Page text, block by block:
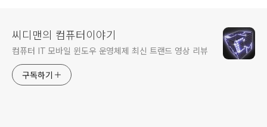
씨디맨의 컴퓨터이야기
컴퓨터 IT 모바일 윈도우 운영체제 최신 트랜드 영상 리뷰
구독하기